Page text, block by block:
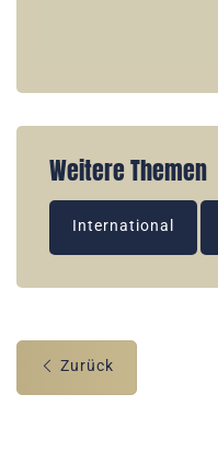
Weitere Themen
International
Zurück